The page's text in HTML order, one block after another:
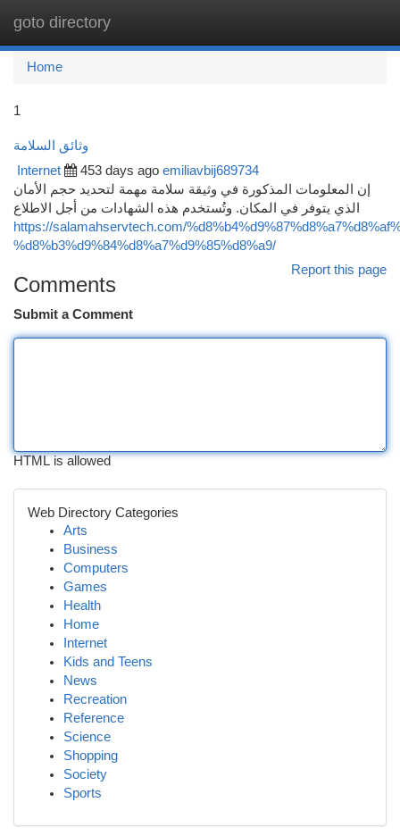
goto directory
Home
1
وثائق السلامة
Internet 453 days ago emiliavbij689734
إن المعلومات المذكورة في وثيقة سلامة مهمة لتحديد حجم الأمان
الذي يتوفر في المكان. وتُستخدم هذه الشهادات من أجل الاطلاع
https://salamahservtech.com/
%d8%b3%d9%84%d8%a7%d9%85%d8%a9/
Report this page
Comments
Submit a Comment
HTML is allowed
Web Directory Categories
Arts
Business
Computers
Games
Health
Home
Internet
Kids and Teens
News
Recreation
Reference
Science
Shopping
Society
Sports